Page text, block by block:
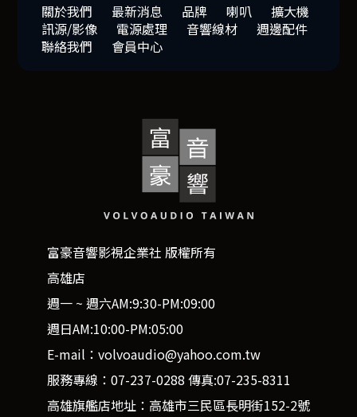
關於我們 最新消息 品牌 喇叭
擴大機
訊源/影像
電源處理 音響線材
週邊配件
聯絡我們
會員中心
富豪音響影視企業社 版權所有
高雄店
週一 ~ 週六AM:9:30-PM:09:00
週日AM:10:00-PM:05:00
E-mail：volvoaudio@yahoo.com.tw
服務專線：07-237-0288 傳真:07-235-8311
高雄旗艦店地址：高雄市三民區長明街152-2號